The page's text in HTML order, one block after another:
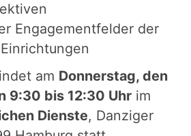
Engagementfelder der
am Donnerstag, den
9:30 bis 12:30 Uhr im
Dienste, Danziger